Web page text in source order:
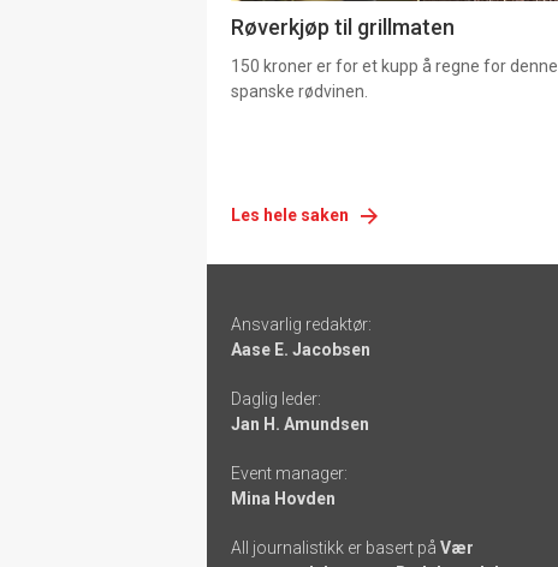
Røverkjøp til grillmaten
150 kroner er for et kupp å regne for denne
spanske rødvinen.
Les hele saken
-
links
Ansvarlig redaktør:
Aase E. Jacobsen
Daglig leder:
Jan H. Amundsen
Event manager:
Mina Hovden
All journalistikk er basert på Vær